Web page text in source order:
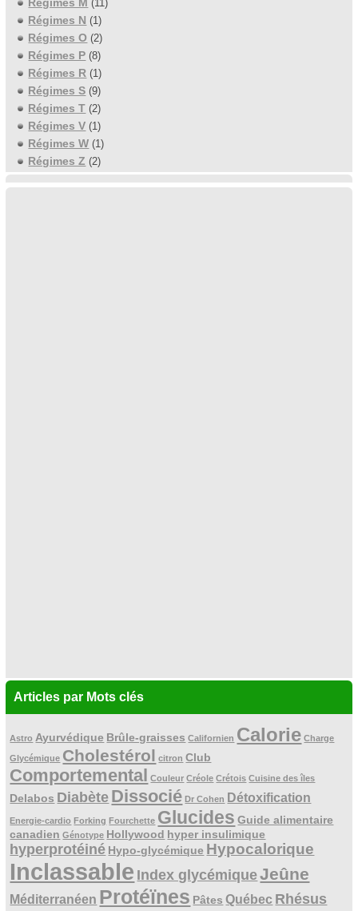
Régimes M (11)
Régimes N (1)
Régimes O (2)
Régimes P (8)
Régimes R (1)
Régimes S (9)
Régimes T (2)
Régimes V (1)
Régimes W (1)
Régimes Z (2)
Articles par Mots clés
Astro Ayurvédique Brûle-graisses Californien Calorie Charge
Glycémique Cholestérol citron Club
Comportemental Couleur Créole Crétois Cuisine des îles
Delabos Diabète Dissocié Dr Cohen Détoxification
Energie-cardio Forking Fourchette Glucides Guide alimentaire
canadien Génotype Hollywood hyper insulimique
hyperprotéiné Hypo-glycémique Hypocalorique
Inclassable Index glycémiqueJeûne
Méditerranéen Protéïnes Pâtes Québec Rhésus